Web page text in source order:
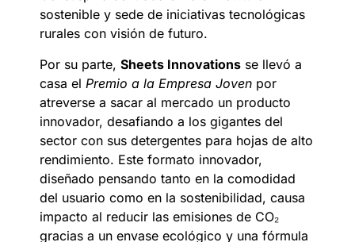
sostenible y sede de iniciativas tecnológicas
rurales con visión de futuro.
Por su parte, Sheets Innovations se llevó a
casa el Premio a la Empresa Joven por
atreverse a sacar al mercado un producto
innovador, desafiando a los gigantes del
sector con sus detergentes para hojas de alto
rendimiento. Este formato innovador,
diseñado pensando tanto en la comodidad
del usuario como en la sostenibilidad, causa
impacto al reducir las emisiones de CO₂
gracias a un envase ecológico y una fórmula